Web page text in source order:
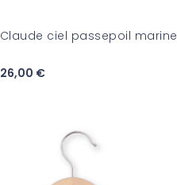
Claude ciel passepoil marine
26,00 €